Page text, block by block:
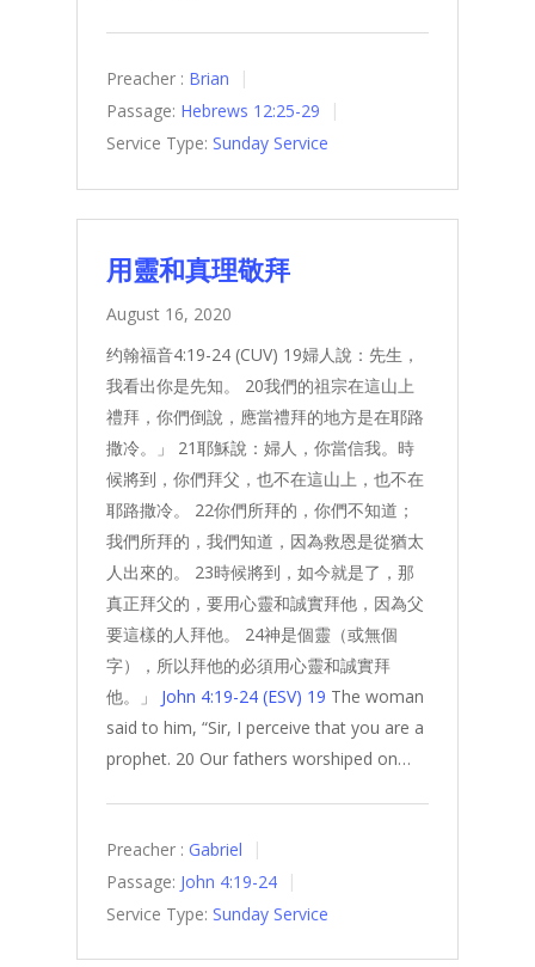
Preacher : Brian
Passage: Hebrews 12:25-29
Service Type: Sunday Service
用靈和真理敬拜
August 16, 2020
约翰福音4:19-24 (CUV) 19婦人說：先生，
我看出你是先知。 20我們的祖宗在這山上
禮拜，你們倒說，應當禮拜的地方是在耶路
撒冷。」 21耶穌說：婦人，你當信我。時
候將到，你們拜父，也不在這山上，也不在
耶路撒冷。 22你們所拜的，你們不知道；
我們所拜的，我們知道，因為救恩是從猶太
人出來的。 23時候將到，如今就是了，那
真正拜父的，要用心靈和誠實拜他，因為父
要這樣的人拜他。 24神是個靈（或無個
字），所以拜他的必須用心靈和誠實拜
他。」 John 4:19-24 (ESV) 19 The woman
said to him, “Sir, I perceive that you are a
prophet. 20 Our fathers worshiped on…
Preacher : Gabriel
Passage: John 4:19-24
Service Type: Sunday Service